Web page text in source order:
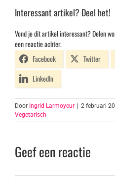
Interessant artikel? Deel het!
Vond je dit artikel interessant? Delen
een reactie achter.
Facebook
Twitter
LinkedIn
Door Ingrid Larmoyeur | 2 februari
Vegetarisch
Geef een reactie